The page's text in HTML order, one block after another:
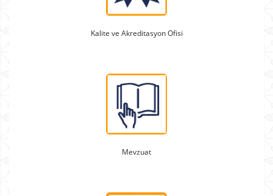
Kalite ve Akreditasyon Ofisi
Mevzuat